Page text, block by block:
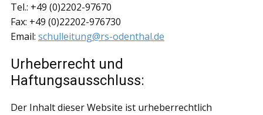
Tel.: +49 (0)2202-97670
Fax: +49 (0)22202-976730
Email: schulleitung@rs-odenthal.de
Urheberrecht und
Haftungsausschluss:
Der Inhalt dieser Website ist urheberrechtlich